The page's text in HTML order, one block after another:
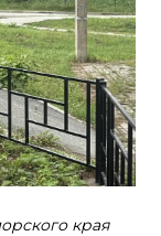
края